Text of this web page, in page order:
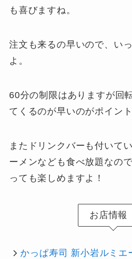
も喜びますね。
注文も来るの早いので、い
よ。
60分の制限はありますが回
てくるのが早いのがポイント
またドリンクバーも付いて
ーメンなども食べ放題なの
っても楽しめますよ！
お店情報
かっぱ寿司 新小岩ルミエ